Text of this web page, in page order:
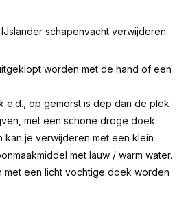
schapenvacht verwijderen:
worden met de hand of een
e.d., op gemorst is dep dan de plek
met een schone droge doek.
kan je verwijderen met een klein
met lauw / warm water.
met een licht vochtige doek worden